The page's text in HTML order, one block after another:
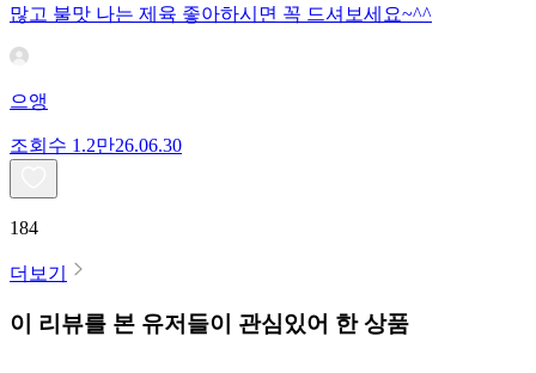
많고 불맛 나는 제육 좋아하시면 꼭 드셔보세요~^^
으앵
조회수 1.2만26.06.30
184
더보기
이 리뷰를 본 유저들이 관심있어 한 상품